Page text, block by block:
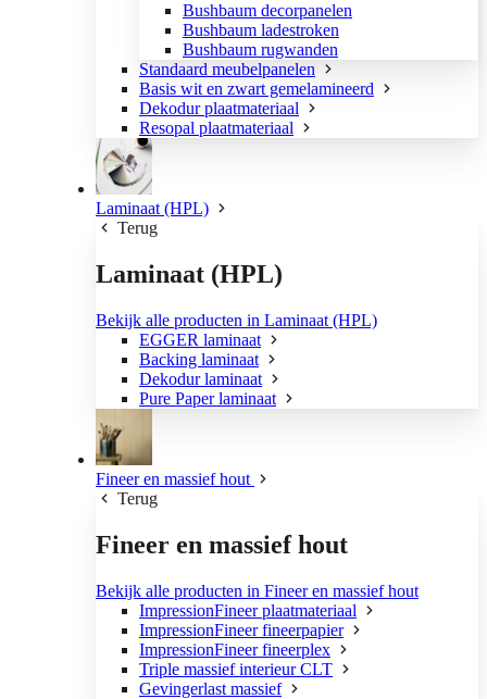
Bushbaum decorpanelen
Bushbaum ladestroken
Bushbaum rugwanden
Standaard meubelpanelen
Basis wit en zwart gemelamineerd
Dekodur plaatmateriaal
Resopal plaatmateriaal
Laminaat (HPL)
Terug
Laminaat (HPL)
Bekijk alle producten in Laminaat (HPL)
EGGER laminaat
Backing laminaat
Dekodur laminaat
Pure Paper laminaat
Fineer en massief hout
Terug
Fineer en massief hout
Bekijk alle producten in Fineer en massief hout
ImpressionFineer plaatmateriaal
ImpressionFineer fineerpapier
ImpressionFineer fineerplex
Triple massief interieur CLT
Gevingerlast massief